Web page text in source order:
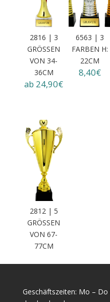
2816 | 3
GRÖSSEN
VON 34-3
6CM
ab 24,90€
6563 | 3
FARBEN H:
22CM
8,40€
2812 | 5
GRÖSSEN V
ON 67-7
7CM
Geschäftszeiten: Mo – Do